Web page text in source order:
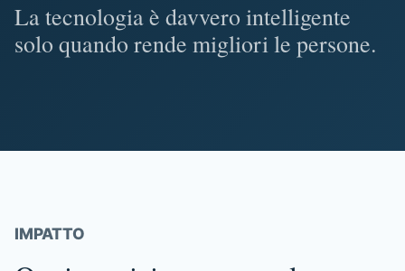
La tecnologia è davvero intelligente
solo quando rende migliori le persone.
IMPATTO